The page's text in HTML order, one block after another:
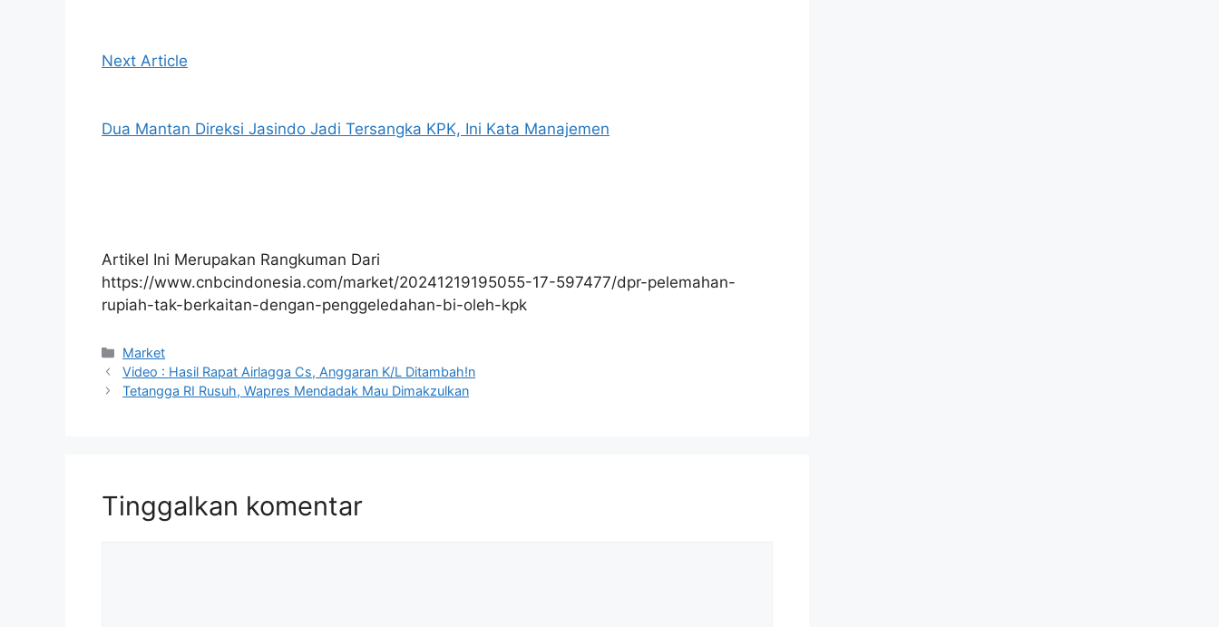
Next Article
Dua Mantan Direksi Jasindo Jadi Tersangka KPK, Ini Kata Manajemen
Artikel Ini Merupakan Rangkuman Dari
https://www.cnbcindonesia.com/market/20241219195055-17-597477/dpr-pelemahan-
rupiah-tak-berkaitan-dengan-penggeledahan-bi-oleh-kpk
Kategori
Market
Video : Hasil Rapat Airlagga Cs, Anggaran K/L Ditambah!n
Tetangga RI Rusuh, Wapres Mendadak Mau Dimakzulkan
Tinggalkan komentar